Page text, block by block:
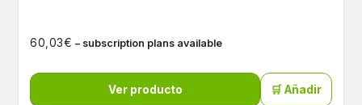
60,03€ – subscription plans available
Ver producto 🛒 Añadir